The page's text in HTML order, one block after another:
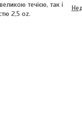
течією, так і
2,5 oz.